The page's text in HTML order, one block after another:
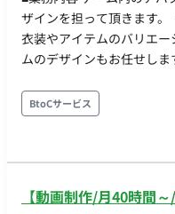
ザインを担って頂きます
衣装やアイテムのバリエ
ムのデザインもお任せしま
ール：Slack、Backlog ・
勤務 ■組織 アバターアイテ
委託や派遣メンバーも含
衣装デザインなど専門領
BtoCサービス
【動画制作/月40時間